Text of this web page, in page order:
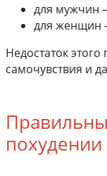
для мужчин
для женщин
Недостаток
самочувствия и